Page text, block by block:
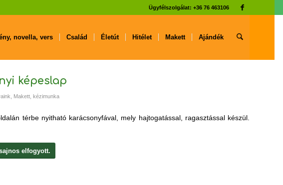
Ügyfélszolgálat: +36 76 463106
novella, vers Család Életút Hitélet Makett Ajándék
képeslap
Makett, kézimunka
térbe nyitható karácsonyfával, mely hajtogatással, ragasztással készül.
elfogyott.